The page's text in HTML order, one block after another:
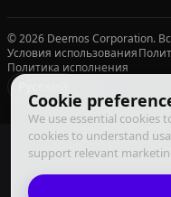
Cookie
We use essential cookies
cookies to understand
support relevant
© 2026 Deemos Corporation.
Условия использования
Политика исполнения